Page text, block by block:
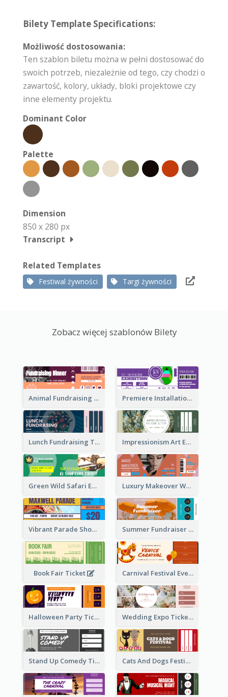
Bilety Template Specifications:
Możliwość dostosowania:
Ten szablon biletu można w pełni dostosować do
swoich potrzeb, niezależnie od tego, czy chodzi o
zawartość, kolory, układy, bloki projektowe czy
inne elementy projektu.
Dominant Color
Palette
Dimension
850 x 280 px
Transcript
Related Templates
Festiwal żywności Targi żywności
Zobacz więcej szablonów Bilety
Animal Fundraising Ticket Show Ticket Premiere Installation Exhibition Ticket
Lunch Fundraising Ticket Impressionism Art Exhibition Ticket
Green Wild Safari Entry Ticket Design Idea Luxury Makeover Workshop Ticket Design
Vibrant Parade Show Ticket Design Summer Fundraiser Event Ticket
Book Fair Ticket Carnival Festival Event Ticket
Halloween Party Ticket Wedding Expo Ticket
Stand Up Comedy Ticket Cats And Dogs Festival Ticket